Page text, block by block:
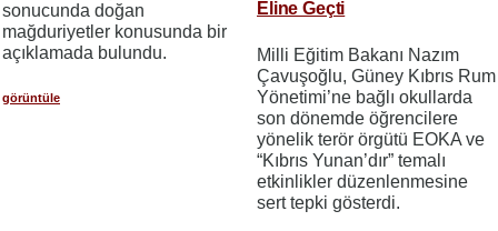
sonucunda doğan
mağduriyetler konusunda bir
açıklamada bulundu.
görüntüle
Eline Geçti
Milli Eğitim Bakanı Nazım
Çavuşoğlu, Güney Kıbrıs Rum
Yönetimi’ne bağlı okullarda
son dönemde öğrencilere
yönelik terör örgütü EOKA ve
“Kıbrıs Yunan’dır” temalı
etkinlikler düzenlenmesine
sert tepki gösterdi.